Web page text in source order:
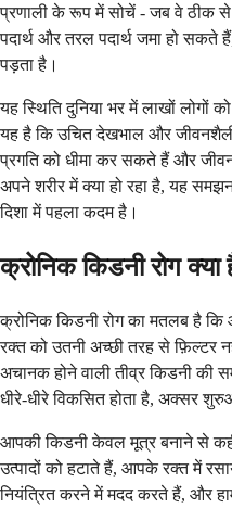
प्रणाली के रूप में सोचें - जब वे ठीक से
पदार्थ और तरल पदार्थ जमा हो
पड़ता है।
यह स्थिति दुनिया भर में लाखों लोगों
यह है कि उचित देखभाल और
प्रगति को धीमा कर सकते हैं और
अपने शरीर में क्या हो रहा है, यह
दिशा में पहला कदम है।
क्रोनिक किडनी रोग क्या
क्रोनिक किडनी रोग का मतलब है कि
रक्त को उतनी अच्छी तरह से फ़िल्टर
अचानक होने वाली तीव्र किडनी
धीरे-धीरे विकसित होता है, अक्सर
आपकी किडनी केवल मूत्र बनाने से
उत्पादों को हटाते हैं, आपके रक्त में
नियंत्रित करने में मदद करते हैं, और